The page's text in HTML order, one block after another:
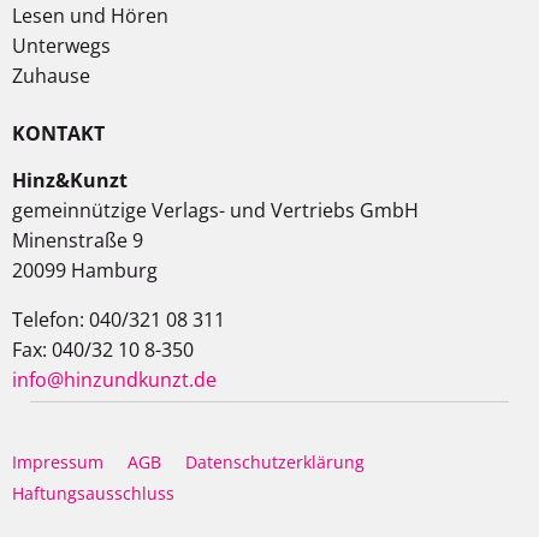
Lesen und Hören
Unterwegs
Zuhause
KONTAKT
Hinz&Kunzt
gemeinnützige Verlags- und Vertriebs GmbH
Minenstraße 9
20099 Hamburg
Telefon: 040/321 08 311
Fax: 040/32 10 8-350
info@hinzundkunzt.de
Impressum AGB
Datenschutzerklärung
Haftungsausschluss